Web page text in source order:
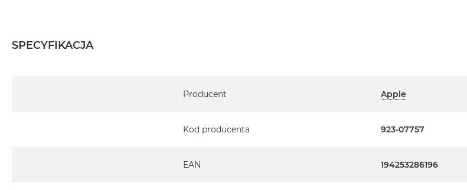
SPECYFIKACJA
Producent
Apple
Kod producenta 923-07757
EAN 194253286196